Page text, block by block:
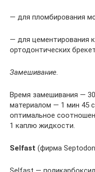
— для пломбирования
— для цементирования
ортодонтических
Замешивание.
Время замешивания —
материалом — 1 мин 45
оптимальное
1 каплю жидкости.
Selfast (фирма